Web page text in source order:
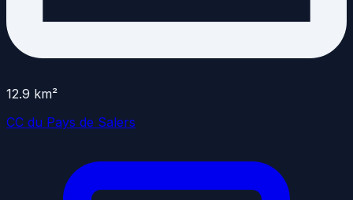
12.9 km²
CC du Pays de Salers